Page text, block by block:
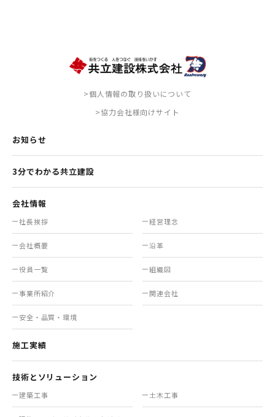
>個人情報の取り扱いについて
>協力会社様向けサイト
お知らせ
3分でわかる共立建設
会社情報
社長挨拶 経営理念
会社概要 沿革
役員一覧 組織図
事業所紹介 関連会社
安全・品質・環境
施工実績
技術とソリューション
建築工事 土木工事